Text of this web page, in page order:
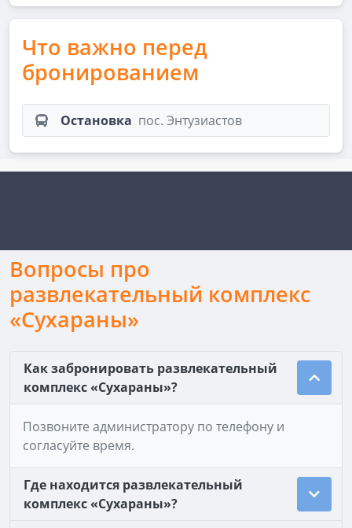
Что важно перед
бронированием
Остановка пос. Энтузиастов
Вопросы про
развлекательный комплекс
«Сухараны»
Как забронировать развлекательный
комплекс «Сухараны»?
Позвоните администратору по телефону и
согласуйте время.
Где находится развлекательный
комплекс «Сухараны»?